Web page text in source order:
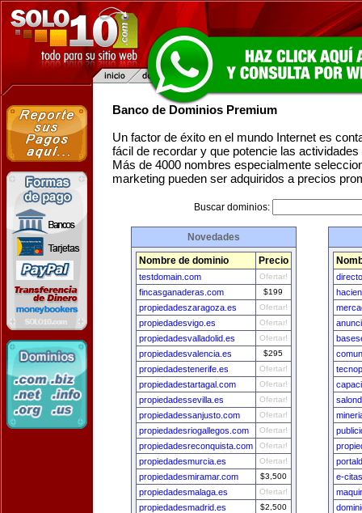
Banco de Dominios Premium
Un factor de éxito en el mundo Internet es
fácil de recordar y que potencie las
Más de 4000 nombres especialmente
marketing pueden ser adquiridos a precios
Buscar dominios:
Novedades
Nombre de dominio Precio
testdomain.com Ofertar!
fincasganaderas.com $199
propiedadeszaragoza.es Ofertar!
propiedadesvigo.es Ofertar!
propiedadesvalladolid.es Ofertar!
propiedadesvalencia.es $295
propiedadestenerife.es Ofertar!
propiedadestartagal.com Ofertar!
propiedadessevilla.es Ofertar!
propiedadessanjusto.com Ofertar!
propiedadesriogallegos.com Ofertar!
propiedadesreconquista.com Ofertar!
propiedadesmurcia.es Ofertar!
propiedadesmiramar.com $3,500
propiedadesmalaga.es Ofertar!
propiedadesmadrid.es $2,500
e-